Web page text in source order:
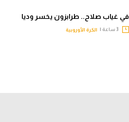
في غياب صلاح.. طرابزون يخسر وديا
الكرة الأوروبية